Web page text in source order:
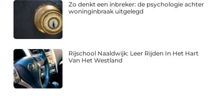
Zo denkt een inbreker: de psychologie achter
woninginbraak uitgelegd
Rijschool Naaldwijk: Leer Rijden In Het Hart
Van Het Westland